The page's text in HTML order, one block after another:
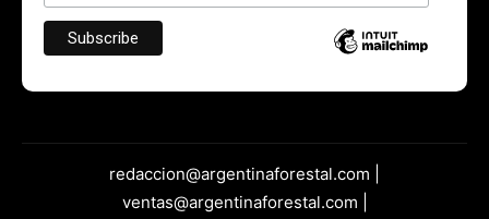
redaccion@argentinaforestal.com |
ventas@argentinaforestal.com |